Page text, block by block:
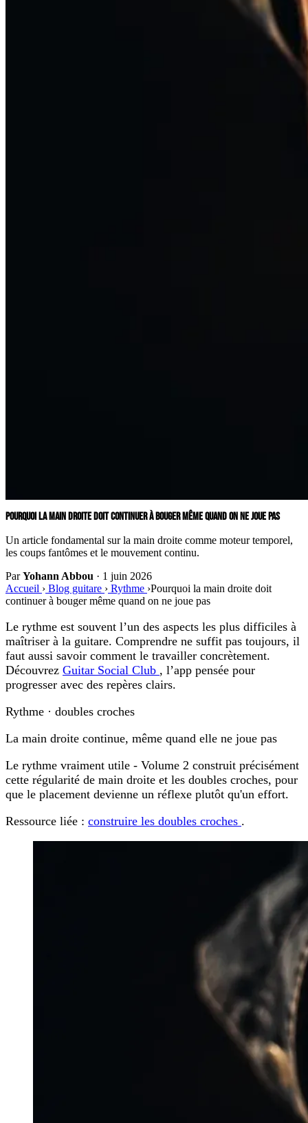
POURQUOI LA MAIN DROITE DOIT CONTINUER À BOUGER MÊME QUAND ON NE JOUE PAS
Un article fondamental sur la main droite comme moteur temporel,
les coups fantômes et le mouvement continu.
ParYohann Abbou · 1 juin 2026
Accueil › Blog guitare › Rythme ›Pourquoi la main droite doit
continuer à bouger même quand on ne joue pas
Le rythme est souvent l’un des aspects les plus difficiles à
maîtriser à la guitare. Comprendre ne suffit pas toujours, il
faut aussi savoir comment le travailler concrètement.
Découvrez Guitar Social Club , l’app pensée pour
progresser avec des repères clairs.
Rythme · doubles croches
La main droite continue, même quand elle ne joue pas
Le rythme vraiment utile - Volume 2 construit précisément
cette régularité de main droite et les doubles croches, pour
que le placement devienne un réflexe plutôt qu'un effort.
Ressource liée : construire les doubles croches .